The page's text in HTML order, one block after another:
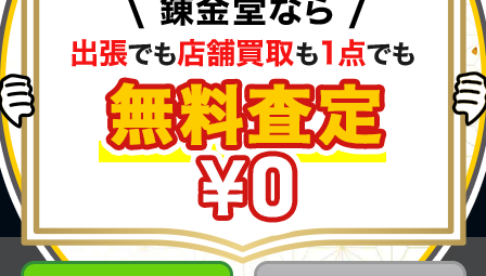
PAGE TOP